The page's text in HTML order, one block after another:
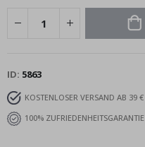
ID 5863
KOSTENLOSER VERSAND AB 39 €
100% ZUFRIEDENHEITSGARANTIE